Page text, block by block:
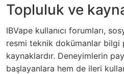
Topluluk ve
IBVape kullanıcı forumları,
resmi teknik dokümanlar bilgi
kaynaklardır. Deneyimlerin
başlayanlara hem de ileri